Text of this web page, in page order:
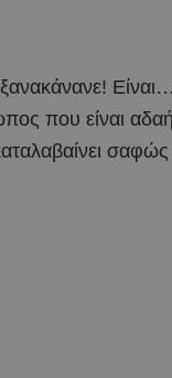
ξανακάνανε!
που είναι